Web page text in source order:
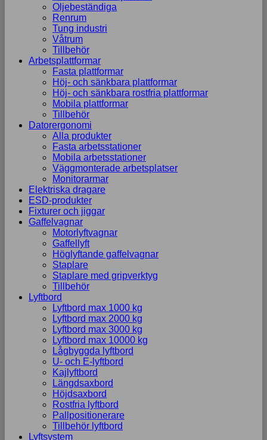
Oljebeständiga
Renrum
Tung industri
Våtrum
Tillbehör
Arbetsplattformar
Fasta plattformar
Höj- och sänkbara plattformar
Höj- och sänkbara rostfria plattformar
Mobila plattformar
Tillbehör
Datorergonomi
Alla produkter
Fasta arbetsstationer
Mobila arbetsstationer
Väggmonterade arbetsplatser
Monitorarmar
Elektriska dragare
ESD-produkter
Fixturer och jiggar
Gaffelvagnar
Motorlyftvagnar
Gaffellyft
Höglyftande gaffelvagnar
Staplare
Staplare med gripverktyg
Tillbehör
Lyftbord
Lyftbord max 1000 kg
Lyftbord max 2000 kg
Lyftbord max 3000 kg
Lyftbord max 10000 kg
Lågbyggda lyftbord
U- och E-lyftbord
Kajlyftbord
Längdsaxbord
Höjdsaxbord
Rostfria lyftbord
Pallpositionerare
Tillbehör lyftbord
Lyftsystem
under ditt
besök. Om
du nekar de
här kakorna
kommer viss
funktionalitet
att försvinna
hemsidan.
Marknadsföring
Genom att dela
med dig av dina
intressen och ditt
beteende när du
surfar ökar du
chansen att få se
personligt
anpassat
innehåll och
erbjudanden.